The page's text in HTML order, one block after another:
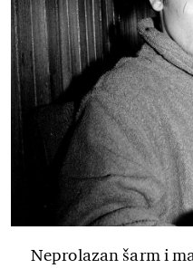
Neprolazan šarm i